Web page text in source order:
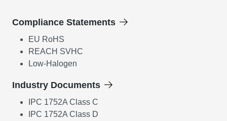
Compliance Statements
EU RoHS
REACH SVHC
Low-Halogen
Industry Documents
IPC 1752A Class C
IPC 1752A Class D